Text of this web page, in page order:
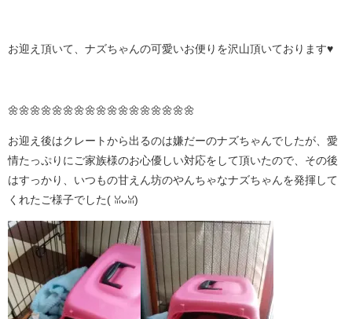
お迎え頂いて、ナズちゃんの可愛いお便りを沢山頂いております♥
🌼🌼🌼🌼🌼🌼🌼🌼🌼🌼🌼🌼🌼🌼🌼🌼🌼
お迎え後はクレートから出るのは嫌だーのナズちゃんでしたが、愛
情たっぷりにご家族様のお心優しい対応をして頂いたので、その後
はすっかり、いつもの甘えん坊のやんちゃなナズちゃんを発揮して
くれたご様子でした( ꈍᴗꈍ)